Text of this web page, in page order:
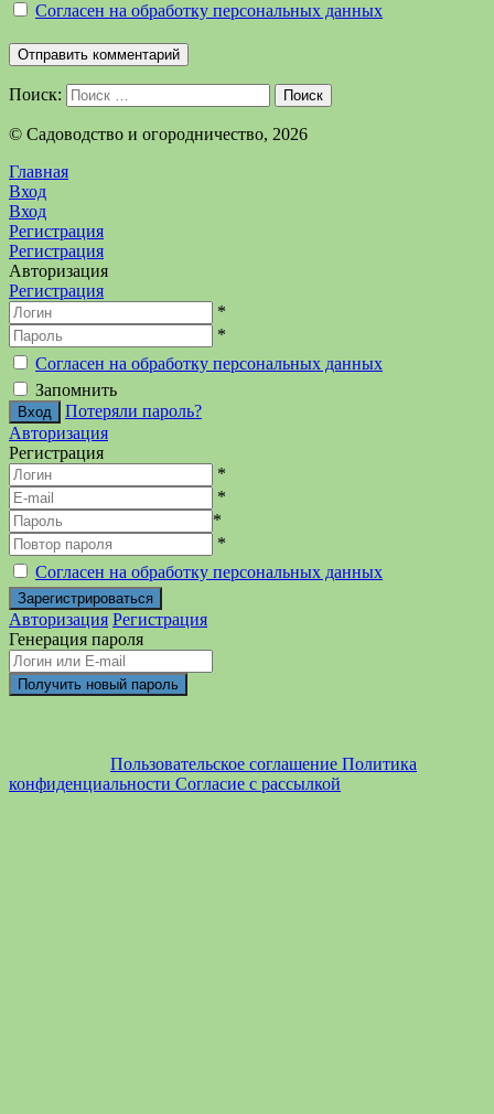
Согласен на обработку персональных данных
Поиск: Поиск
©️ Садоводство и огородничество, 2026
Главная
Вход
Вход
Регистрация
Регистрация
Авторизация
Регистрация
*
*
Согласен на обработку персональных данных
Запомнить
Потеряли пароль?
Авторизация
Регистрация
*
*
*
*
Согласен на обработку персональных данных
Авторизация Регистрация
Генерация пароля
Пользовательское соглашение Политика
конфиденциальности Согласие с рассылкой